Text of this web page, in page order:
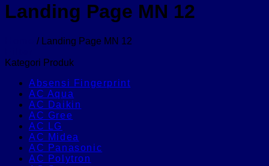
Landing Page MN 12
/Landing Page MN 12
Kategori Produk
Absensi Fingerprint
AC Aqua
AC Daikin
AC Gree
AC LG
AC Midea
AC Panasonic
AC Polytron